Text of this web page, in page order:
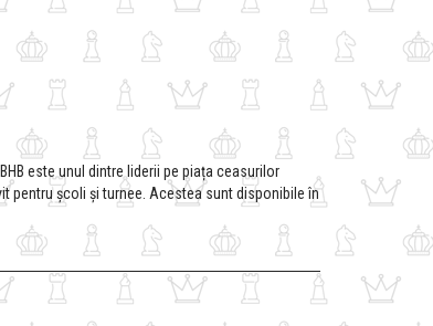
este unul dintre liderii pe piața ceasurilor
pentru școli și turnee. Acestea sunt disponibile în